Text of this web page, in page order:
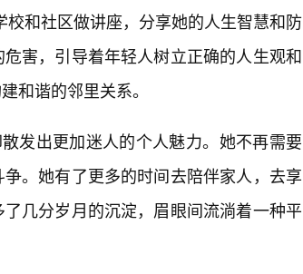
校和社区做讲座，分享她的人生智慧和防
害，引导着年轻人树立正确的人生观和
和谐的邻里关系。
发出更加迷人的个人魅力。她不再需要
。她有了更多的时间去陪伴家人，去享
几分岁月的沉淀，眉眼间流淌着一种平